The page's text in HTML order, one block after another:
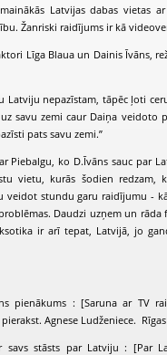
Latvijas dabas vietas
Žanriski raidījums ir kā
Līga Blaua un Dainis Īvāns,
Latviju nepazīstam, tāpēc ļoti
savu zemi caur Daiņa veidoto
pats savu zemi.”
Piebalgu, ko D.Īvāns sauc par
vietu, kurās šodien redzam,
veidot stundu garu raidījumu -
Daudzi uzņem un rāda
ir arī tepat, Latvijā, jo
pienākums : [Saruna ar TV
Agnese Ludženiece.
stāsts par Latviju : [Par